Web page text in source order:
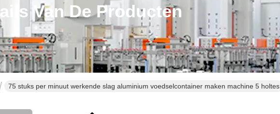
Van De Producten
75 stuks per minuut werkende slag aluminium voedselcontainer maken machine 5 holtes